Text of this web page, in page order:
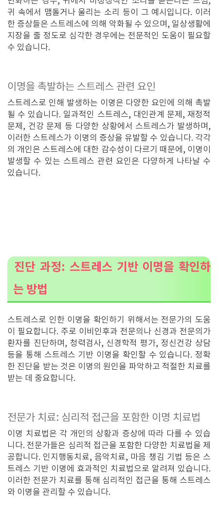
귀 속에서 맴돌거나 울리는 소리 등이 그 예시입니다. 이러
한 증상들은 스트레스에 의해 악화될 수 있으며, 일상생활에
지장을 줄 정도로 심각한 경우에는 전문적인 도움이 필요할
수 있습니다.
이명을 촉발하는 스트레스 관련 요인
스트레스로 인해 발생하는 이명은 다양한 요인에 의해 촉발
될 수 있습니다. 일과적인 스트레스, 대인관계 문제, 재정적
문제, 건강 문제 등 다양한 상황에서 스트레스가 발생하며,
이러한 스트레스가 이명의 증상을 유발할 수 있습니다. 각각
의 개인은 스트레스에 대한 감수성이 다르기 때문에, 이명이
발생할 수 있는 스트레스 관련 요인은 다양하게 나타날 수
있습니다.
진단 과정: 스트레스 기반 이명을 확인하
는 방법
스트레스로 인한 이명을 확인하기 위해서는 전문가의 도움
이 필요합니다. 주로 이비인후과 전문의나 신경과 전문의가
환자를 진단하며, 청력검사, 신경학적 평가, 정신건강 상담
등을 통해 스트레스 기반 이명을 확인할 수 있습니다. 정확
한 진단을 받는 것은 이명의 원인을 파악하고 적절한 치료를
받는 데 중요합니다.
전문가 치료: 심리적 접근을 포함한 이명 치료법
이명 치료법은 각 개인의 상황과 증상에 따라 다를 수 있습
니다. 전문가들은 심리적 접근을 포함한 다양한 치료법을 제
공합니다. 인지행동치료, 음악치료, 마음 챙김 기법 등은 스
트레스 기반 이명에 효과적인 치료법으로 알려져 있습니다.
이러한 전문가 치료를 통해 심리적인 접근을 통해 스트레스
와 이명을 관리할 수 있습니다.